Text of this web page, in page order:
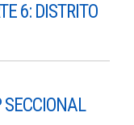
6: DISTRITO
SECCIONAL